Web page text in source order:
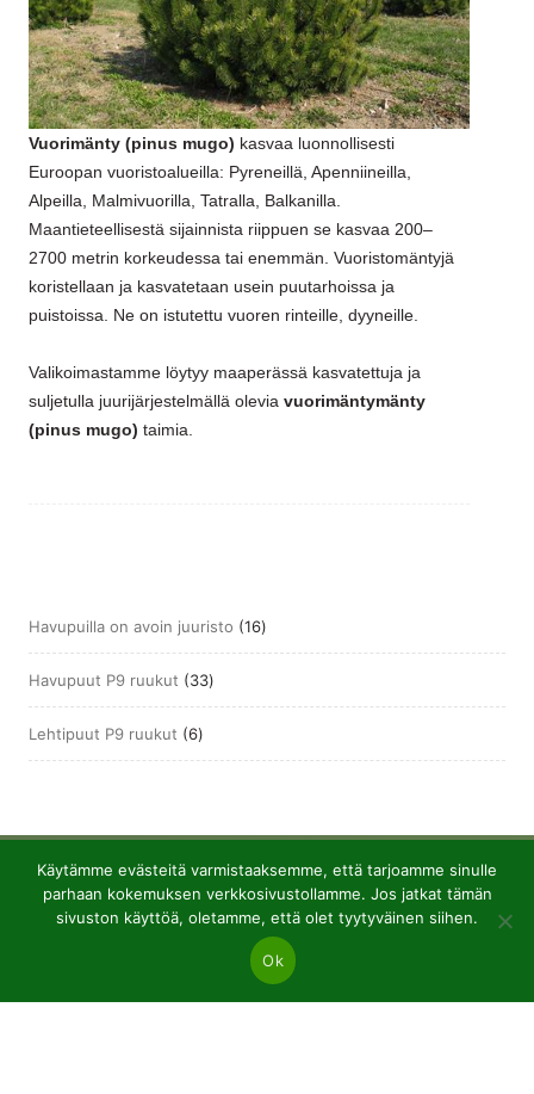
Vuorimänty (pinus mugo) kasvaa luonnollisesti
Euroopan vuoristoalueilla: Pyreneillä, Apenniineilla,
Alpeilla, Malmivuorilla, Tatralla, Balkanilla.
Maantieteellisestä sijainnista riippuen se kasvaa 200–
2700 metrin korkeudessa tai enemmän. Vuoristomäntyjä
koristellaan ja kasvatetaan usein puutarhoissa ja
puistoissa. Ne on istutettu vuoren rinteille, dyyneille.
Valikoimastamme löytyy maaperässä kasvatettuja ja
suljetulla juurijärjestelmällä olevia vuorimäntymänty
(pinus mugo) taimia.
Havupuilla on avoin juuristo 1616
tuotetta
Havupuut P9 ruukut
3333
tuotetta
Lehtipuut P9 ruukut
66
tuotetta
Käytämme evästeitä varmistaaksemme, että tarjoamme sinulle
parhaan kokemuksen verkkosivustollamme. Jos jatkat tämän
sivuston käyttöä, oletamme, että olet tyytyväinen siihen.
Ok